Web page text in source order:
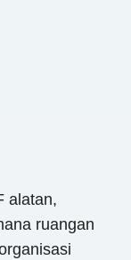
alatan,
ruangan